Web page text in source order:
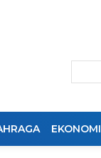
EKONOMI